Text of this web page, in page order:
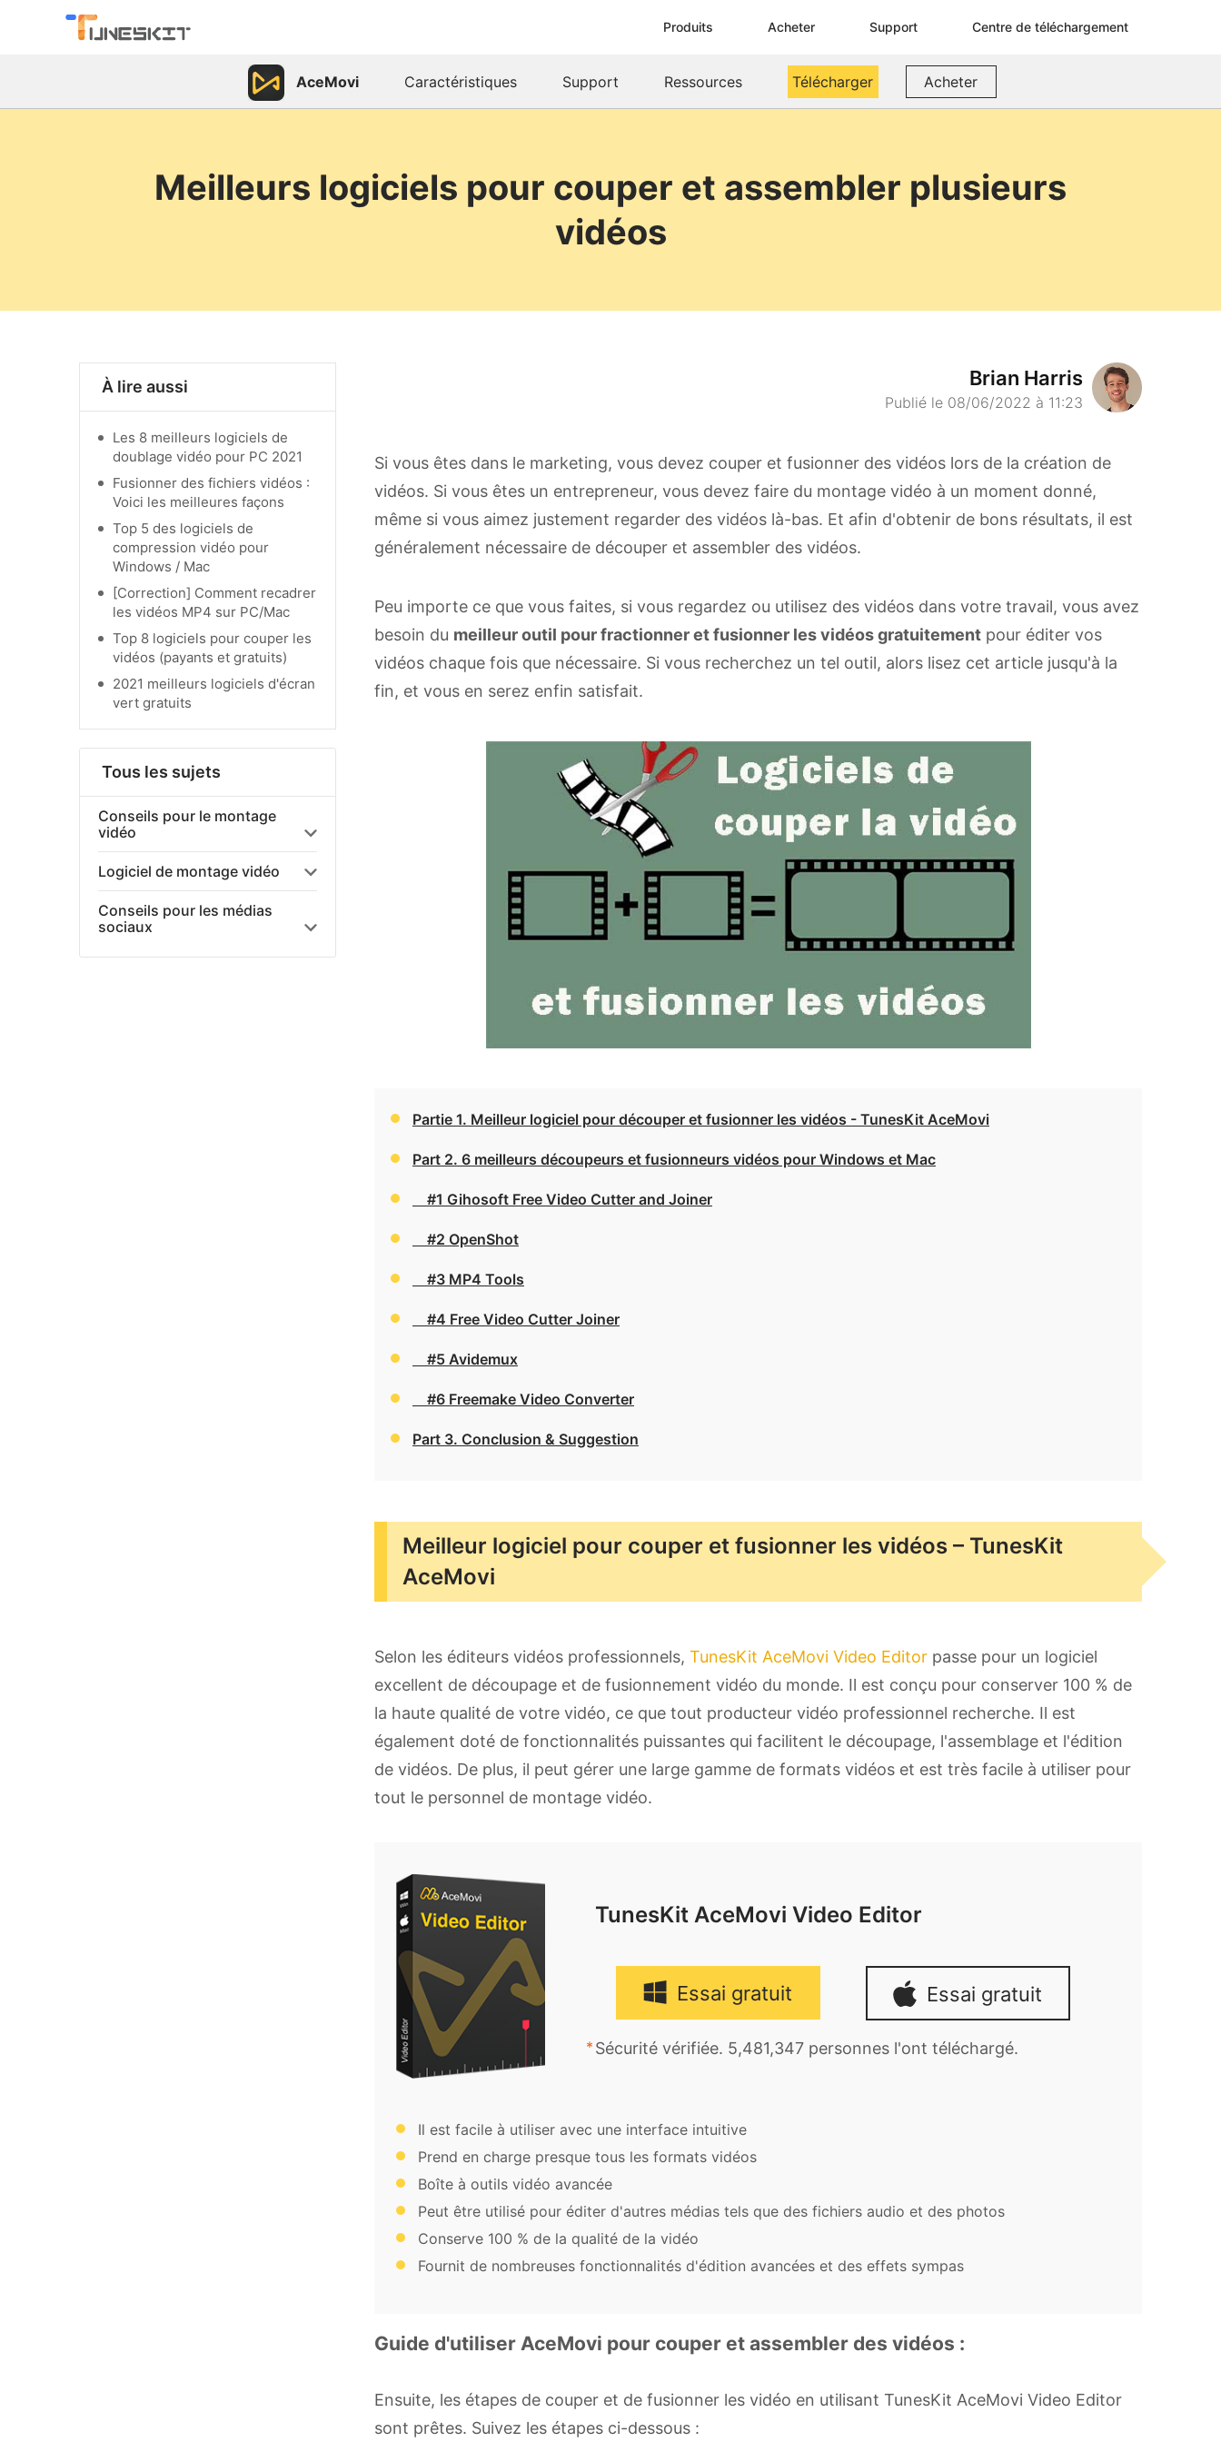
Produits Acheter Support Centre de téléchargement
AceMovi Caractéristiques Support Ressources Télécharger Acheter
Meilleurs logiciels pour couper et assembler plusieurs
vidéos
À lire aussi
Les 8 meilleurs logiciels de
doublage vidéo pour PC 2021
Fusionner des fichiers vidéos :
Voici les meilleures façons
Top 5 des logiciels de
compression vidéo pour
Windows / Mac
[Correction] Comment recadrer
les vidéos MP4 sur PC/Mac
Top 8 logiciels pour couper les
vidéos (payants et gratuits)
2021 meilleurs logiciels d'écran
vert gratuits
Tous les sujets
Conseils pour le montage
vidéo
Logiciel de montage vidéo
Conseils pour les médias
sociaux
Brian Harris
Publié le 08/06/2022 à 11:23
Si vous êtes dans le marketing, vous devez couper et fusionner des vidéos lors de la création de
vidéos. Si vous êtes un entrepreneur, vous devez faire du montage vidéo à un moment donné,
même si vous aimez justement regarder des vidéos là-bas. Et afin d'obtenir de bons résultats, il est
généralement nécessaire de découper et assembler des vidéos.
Peu importe ce que vous faites, si vous regardez ou utilisez des vidéos dans votre travail, vous avez
besoin du meilleur outil pour fractionner et fusionner les vidéos gratuitement pour éditer vos
vidéos chaque fois que nécessaire. Si vous recherchez un tel outil, alors lisez cet article jusqu'à la
fin, et vous en serez enfin satisfait.
Partie 1. Meilleur logiciel pour découper et fusionner les vidéos - TunesKit AceMovi
Part 2. 6 meilleurs découpeurs et fusionneurs vidéos pour Windows et Mac
#1 Gihosoft Free Video Cutter and Joiner
#2 OpenShot
#3 MP4 Tools
#4 Free Video Cutter Joiner
#5 Avidemux
#6 Freemake Video Converter
Part 3. Conclusion & Suggestion
Meilleur logiciel pour couper et fusionner les vidéos – TunesKit
AceMovi
Selon les éditeurs vidéos professionnels, TunesKit AceMovi Video Editor passe pour un logiciel
excellent de découpage et de fusionnement vidéo du monde. Il est conçu pour conserver 100 % de
la haute qualité de votre vidéo, ce que tout producteur vidéo professionnel recherche. Il est
également doté de fonctionnalités puissantes qui facilitent le découpage, l'assemblage et l'édition
de vidéos. De plus, il peut gérer une large gamme de formats vidéos et est très facile à utiliser pour
tout le personnel de montage vidéo.
TunesKit AceMovi Video Editor
Essai gratuit Essai gratuit
Sécurité vérifiée. 5,481,347 personnes l'ont téléchargé.
Il est facile à utiliser avec une interface intuitive
Prend en charge presque tous les formats vidéos
Boîte à outils vidéo avancée
Peut être utilisé pour éditer d'autres médias tels que des fichiers audio et des photos
Conserve 100 % de la qualité de la vidéo
Fournit de nombreuses fonctionnalités d'édition avancées et des effets sympas
Guide d'utiliser AceMovi pour couper et assembler des vidéos :
Ensuite, les étapes de couper et de fusionner les vidéo en utilisant TunesKit AceMovi Video Editor
sont prêtes. Suivez les étapes ci-dessous :